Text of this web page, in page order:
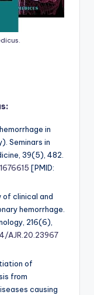
in
Seminars in
39(5), 482.
[PMID:
of clinical and
hemorrhage.
216(6),
AJR.20.23967
of
from
causing